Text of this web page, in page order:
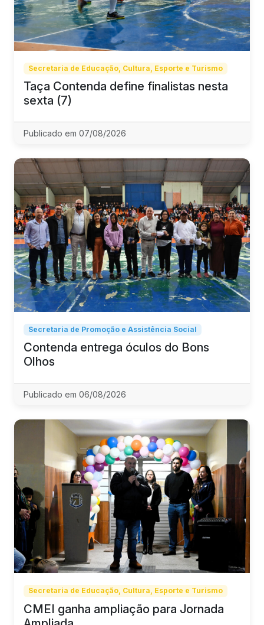
Secretaria de Educação, Cultura, Esporte e Turismo
Taça Contenda define finalistas nesta
sexta (7)
Publicado em 07/08/2026
Secretaria de Promoção e Assistência Social
Contenda entrega óculos do Bons
Olhos
Publicado em 06/08/2026
Secretaria de Educação, Cultura, Esporte e Turismo
CMEI ganha ampliação para Jornada